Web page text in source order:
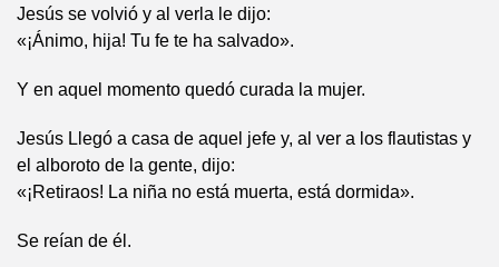
Jesús se volvió y al verla le dijo:
«¡Ánimo, hija! Tu fe te ha salvado».
Y en aquel momento quedó curada la mujer.
Jesús Llegó a casa de aquel jefe y, al ver a los flautistas y
el alboroto de la gente, dijo:
«¡Retiraos! La niña no está muerta, está dormida».
Se reían de él.